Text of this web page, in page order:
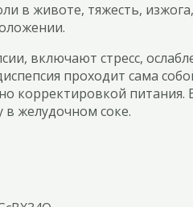
в животе, тяжесть,
включают стресс,
проходит сама
корректировкой
желудочном соке.